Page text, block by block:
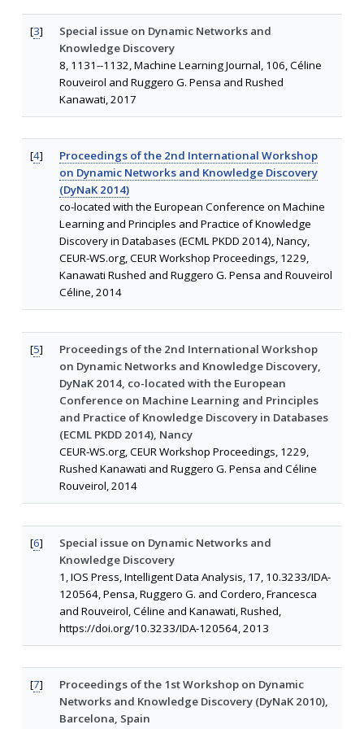
[3]
Special issue on Dynamic Networks and
Knowledge Discovery
8, 1131--1132, Machine Learning Journal, 106, Céline
Rouveirol and Ruggero G. Pensa and Rushed
Kanawati, 2017
[4]
Proceedings of the 2nd International Workshop
on Dynamic Networks and Knowledge Discovery
(DyNaK 2014)
co-located with the European Conference on Machine
Learning and Principles and Practice of Knowledge
Discovery in Databases (ECML PKDD 2014), Nancy,
CEUR-WS.org, CEUR Workshop Proceedings, 1229,
Kanawati Rushed and Ruggero G. Pensa and Rouveirol
Céline, 2014
[5]
Proceedings of the 2nd International Workshop
on Dynamic Networks and Knowledge Discovery,
DyNaK 2014, co-located with the European
Conference on Machine Learning and Principles
and Practice of Knowledge Discovery in Databases
(ECML PKDD 2014), Nancy
CEUR-WS.org, CEUR Workshop Proceedings, 1229,
Rushed Kanawati and Ruggero G. Pensa and Céline
Rouveirol, 2014
[6]
Special issue on Dynamic Networks and
Knowledge Discovery
1, IOS Press, Intelligent Data Analysis, 17, 10.3233/IDA-
120564, Pensa, Ruggero G. and Cordero, Francesca
and Rouveirol, Céline and Kanawati, Rushed,
https://doi.org/10.3233/IDA-120564, 2013
[7]
Proceedings of the 1st Workshop on Dynamic
Networks and Knowledge Discovery (DyNaK 2010),
Barcelona, Spain